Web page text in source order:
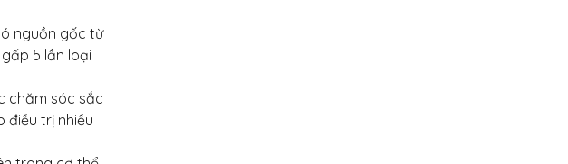
nguồn gốc từ
5 lần loại
chăm sóc sắc
điều trị nhiều